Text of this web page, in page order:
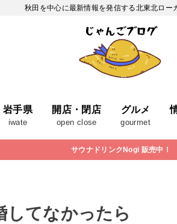
秋田を中心に最新情報を発信する北東北ロー
岩手県
iwate
開店・閉店
open close
グルメ
gourmet
サウナドリンクNogi 販売中！
してなかったら